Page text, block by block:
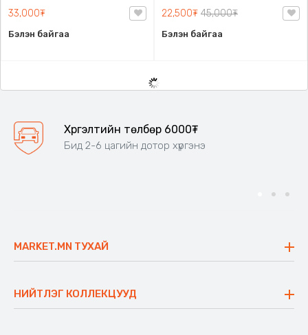
33,000₮
Бэлэн байгаа
22,500₮ 45,000₮
Бэлэн байгаа
Хүргэлтийн төлбөр 6000₮
Бид 2-6 цагийн дотор хүргэнэ
MARKET.MN ТУХАЙ
Үнэт зүйлс
Ажлын байр
НИЙТЛЭГ КОЛЛЕКЦУУД